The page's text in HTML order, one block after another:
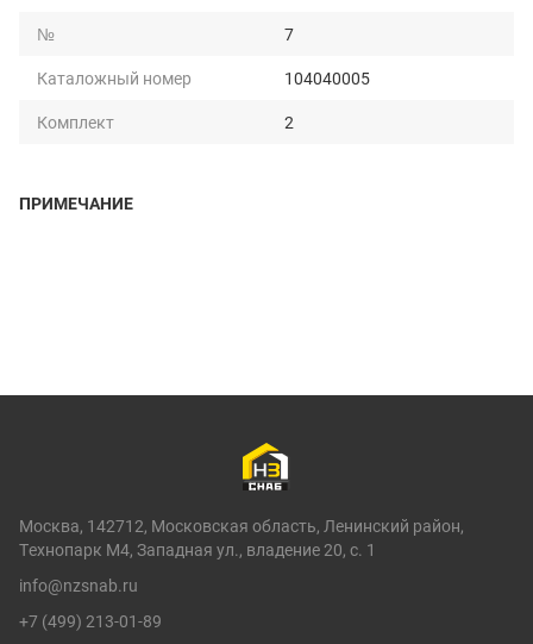
№
7
Каталожный номер
104040005
Комплект
2
ПРИМЕЧАНИЕ
Москва, 142712, Московская область, Ленинский район,
Технопарк М4, Западная ул., владение 20, с. 1
info@nzsnab.ru
+7 (499) 213-01-89